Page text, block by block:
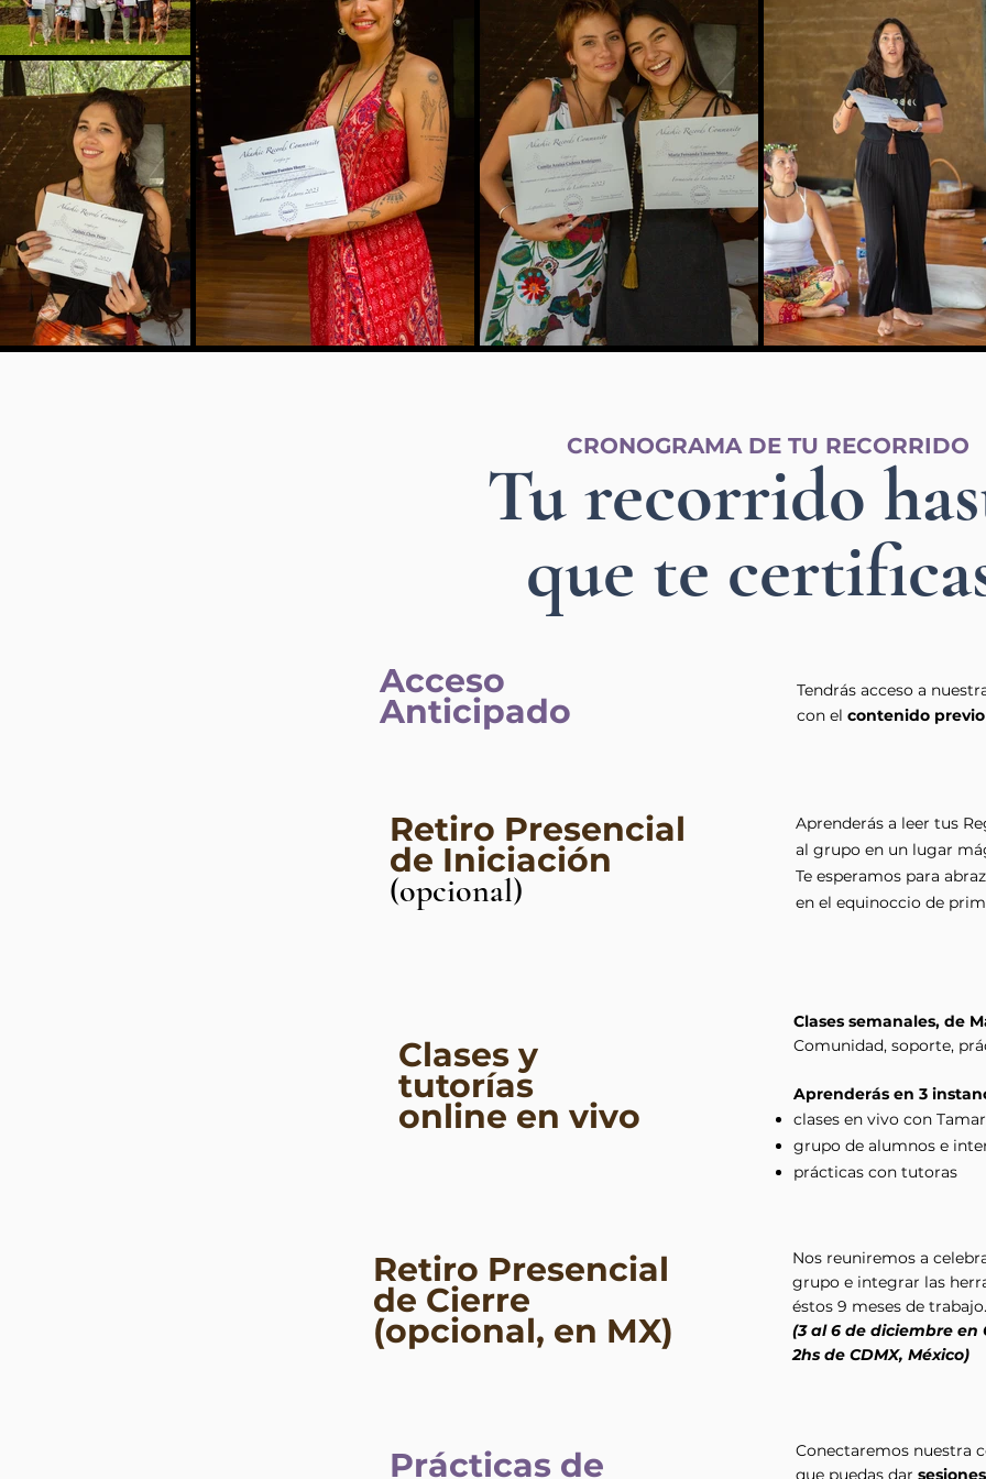
CRONOGRAMA DE TU RECORRIDO
Tu recorrido
que te
Acceso
Anticipado
Tendrás acceso a
con el contenido previo
Retiro Presencial
de Iniciación
(opcional)
Aprenderás a leer tus
al grupo en un lugar
Te esperamos para
en el equinoccio de
Clases y
tutorías
online en vivo
Clases semanales, de
Comunidad, soporte,
Aprenderás en 3
clases en vivo con
grupo de alumnos e
prácticas con tutoras
Retiro Presencial
de Cierre
(opcional, en MX)
Nos reuniremos a
grupo e integrar las
éstos 9 meses de trabajo.
(3 al 6 de diciembre
2hs de CDMX, México)
Prácticas de
Conectaremos nuestra
que puedas dar